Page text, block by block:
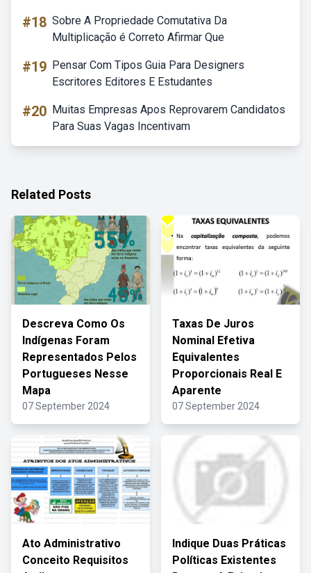
#18 Sobre A Propriedade Comutativa Da
Multiplicação é Correto Afirmar Que
#19 Pensar Com Tipos Guia Para Designers
Escritores Editores E Estudantes
#20 Muitas Empresas Apos Reprovarem Candidatos
Para Suas Vagas Incentivam
Related Posts
Descreva Como Os
Indígenas Foram
Representados Pelos
Portugueses Nesse
Mapa
07 September 2024
Taxas De Juros
Nominal Efetiva
Equivalentes
Proporcionais Real E
Aparente
07 September 2024
Ato Administrativo
Conceito Requisitos
Indique Duas Práticas
Políticas Existentes